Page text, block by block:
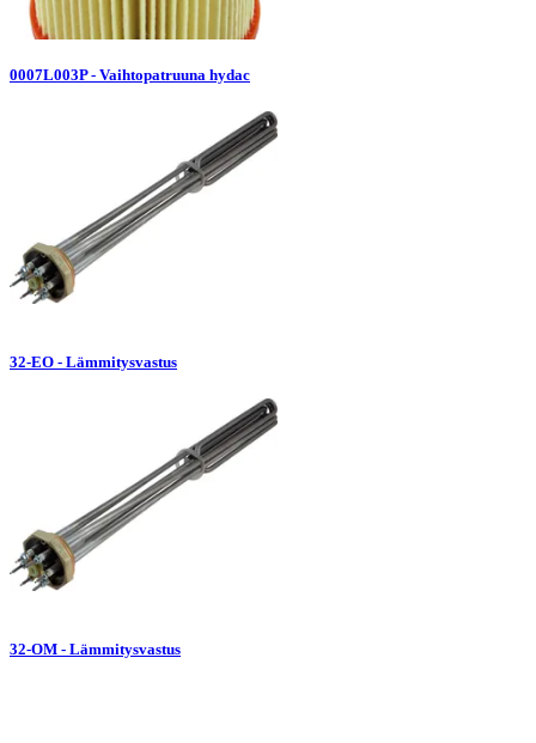
0007L003P - Vaihtopatruuna hydac
32-EO - Lämmitysvastus
32-OM - Lämmitysvastus